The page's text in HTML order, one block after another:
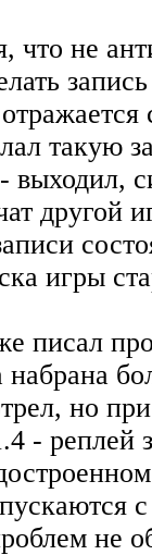
что не
такую
выходил,
другой
игры
писал
набрана
но
- реплей
не